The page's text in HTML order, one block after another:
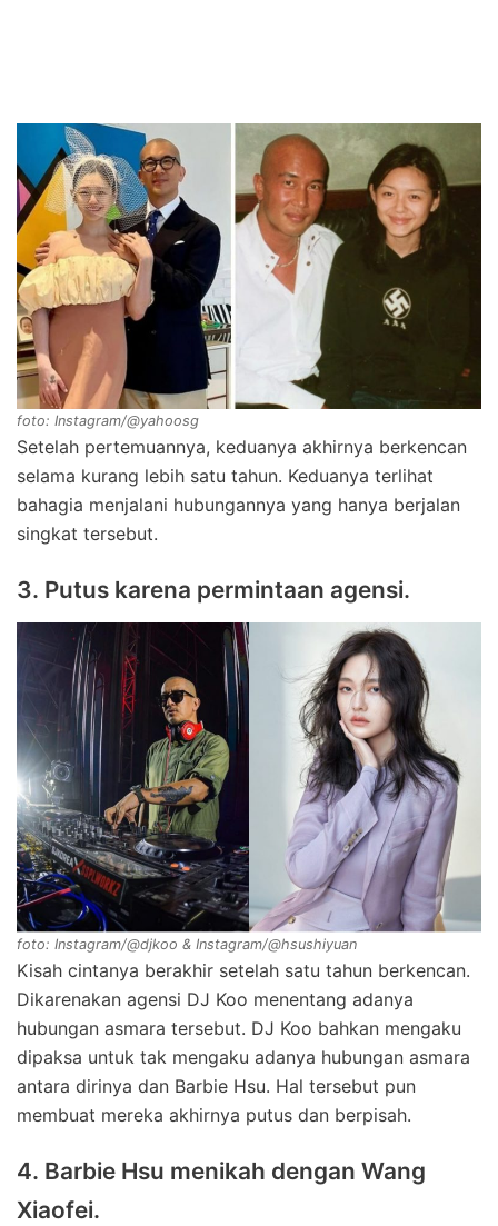
foto: Instagram/@yahoosg
Setelah pertemuannya, keduanya akhirnya berkencan
selama kurang lebih satu tahun. Keduanya terlihat
bahagia menjalani hubungannya yang hanya berjalan
singkat tersebut.
3. Putus karena permintaan agensi.
foto: Instagram/@djkoo & Instagram/@hsushiyuan
Kisah cintanya berakhir setelah satu tahun berkencan.
Dikarenakan agensi DJ Koo menentang adanya
hubungan asmara tersebut. DJ Koo bahkan mengaku
dipaksa untuk tak mengaku adanya hubungan asmara
antara dirinya dan Barbie Hsu. Hal tersebut pun
membuat mereka akhirnya putus dan berpisah.
4. Barbie Hsu menikah dengan Wang
Xiaofei.